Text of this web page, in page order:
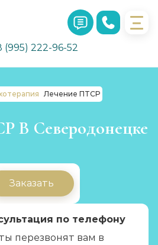
(995) 222-96-52
Лечение ПТСР
В Северодонецке
Заказать
по телефону
перезвонят вам в